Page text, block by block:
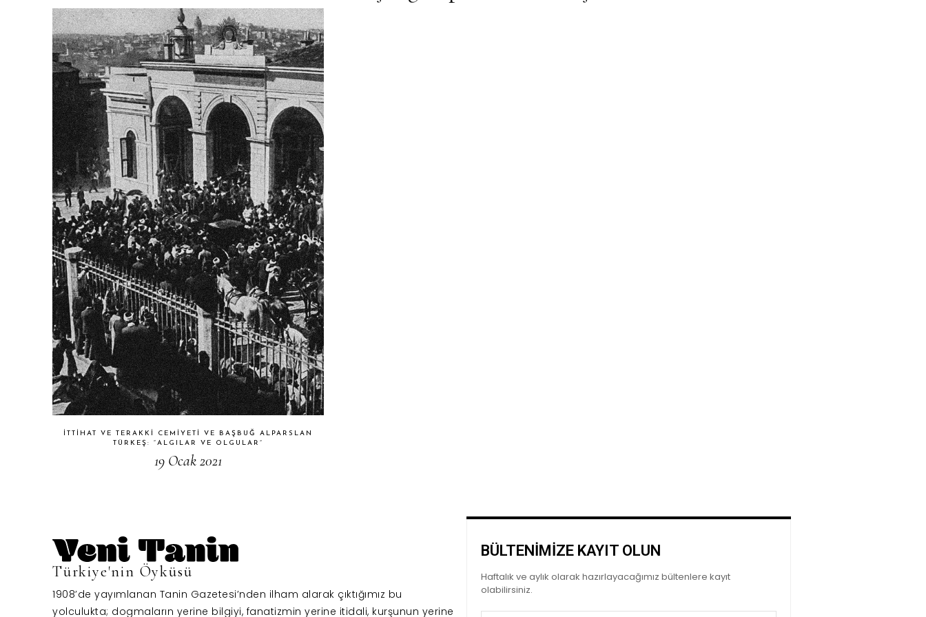
İTTIHAT VE TERAKKI CEMIYETI VE BAŞBUĞ ALPARSLAN
TÜRKEŞ: “ALGILAR VE OLGULAR”
19 Ocak 2021
Türkiye'nin Öyküsü
1908’de yayımlanan Tanin Gazetesi’nden ilham alarak çıktığımız bu
yolculukta; dogmaların yerine bilgiyi, fanatizmin yerine itidali, kurşunun yerine
BÜLTENİMİZE KAYIT OLUN
Haftalık ve aylık olarak hazırlayacağımız bültenlere kayıt
olabilirsiniz.